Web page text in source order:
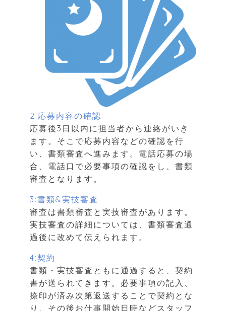
2:応募内容の確認
応募後3日以内に担当者から連絡がいき
ます。そこで応募内容などの確認を行
い、書類審査へ進みます。電話応募の場
合、電話口で必要事項の確認をし、書類
審査となります。
3:書類&実技審査
審査は書類審査と実技審査があります。
実技審査の詳細については、書類審査通
過後に改めて伝えられます。
4:契約
書類・実技審査ともに通過すると、契約
書が送られてきます。必要事項の記入、
捺印が済み次第返送することで契約とな
り、その後お仕事開始日時などスタッフ